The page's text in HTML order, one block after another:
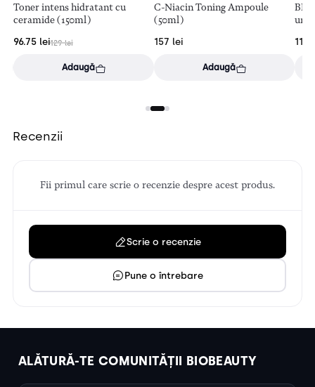
Toner intens hidratant cu
ceramide (150ml)
129lei
96.75 lei
Adaugă
C-Niacin Toning Ampoule
(50ml)
157 lei
Adaugă
BB
119
Recenzii
Fii primul care scrie o recenzie despre acest produs.
Scrie o recenzie
Pune o întrebare
ALĂTURĂ-TE COMUNITĂȚII BIOBEAUTY